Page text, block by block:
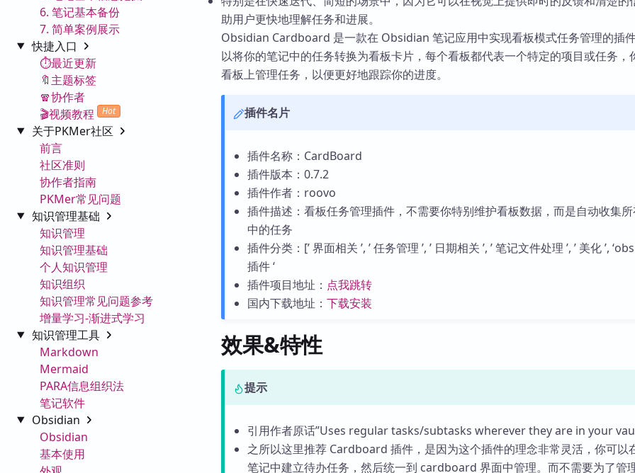
6. 笔记基本备份
7. 简单案例展示
快捷入口
⏱️最近更新
🔖主题标签
🧣协作者
🎬视频教程
Hot
关于PKMer社区
前言
社区准则
协作者指南
PKMer常见问题
知识管理基础
知识管理
知识管理基础
个人知识管理
知识组织
知识管理常见问题参考
增量学习-渐进式学习
知识管理工具
Markdown
Mermaid
PARA信息组织法
笔记软件
Obsidian
Obsidian
基本使用
助用户更快地理解任务和进展。
Obsidian Cardboard 是一款在 Obsidian 笔记应用中实现看板模式任务管理的插
以将你的笔记中的任务转换为看板卡片，每个看板都代表一个特定的项目或任务，
看板上管理任务，以便更好地跟踪你的进度。
插件名片
插件名称：CardBoard
插件版本：0.7.2
插件作者：roovo
插件描述：看板任务管理插件，不需要你特别维护看板数据，而是自动收集
中的任务
插件分类：[’ 界面相关 ’, ’ 任务管理 ’, ’ 日期相关 ’, ’ 笔记文件处理 ’, ’ 美化 ’,
插件 ‘
插件项目地址： 点我跳转
国内下载地址： 下载安装
效果&特性
提示
引用作者原话”Uses regular tasks/subtasks wherever they are in your
之所以这里推荐 Cardboard 插件，是因为这个插件的理念非常灵活，你可以
笔记中建立待办任务，然后统一到 cardboard 界面中管理。而不需要为了管